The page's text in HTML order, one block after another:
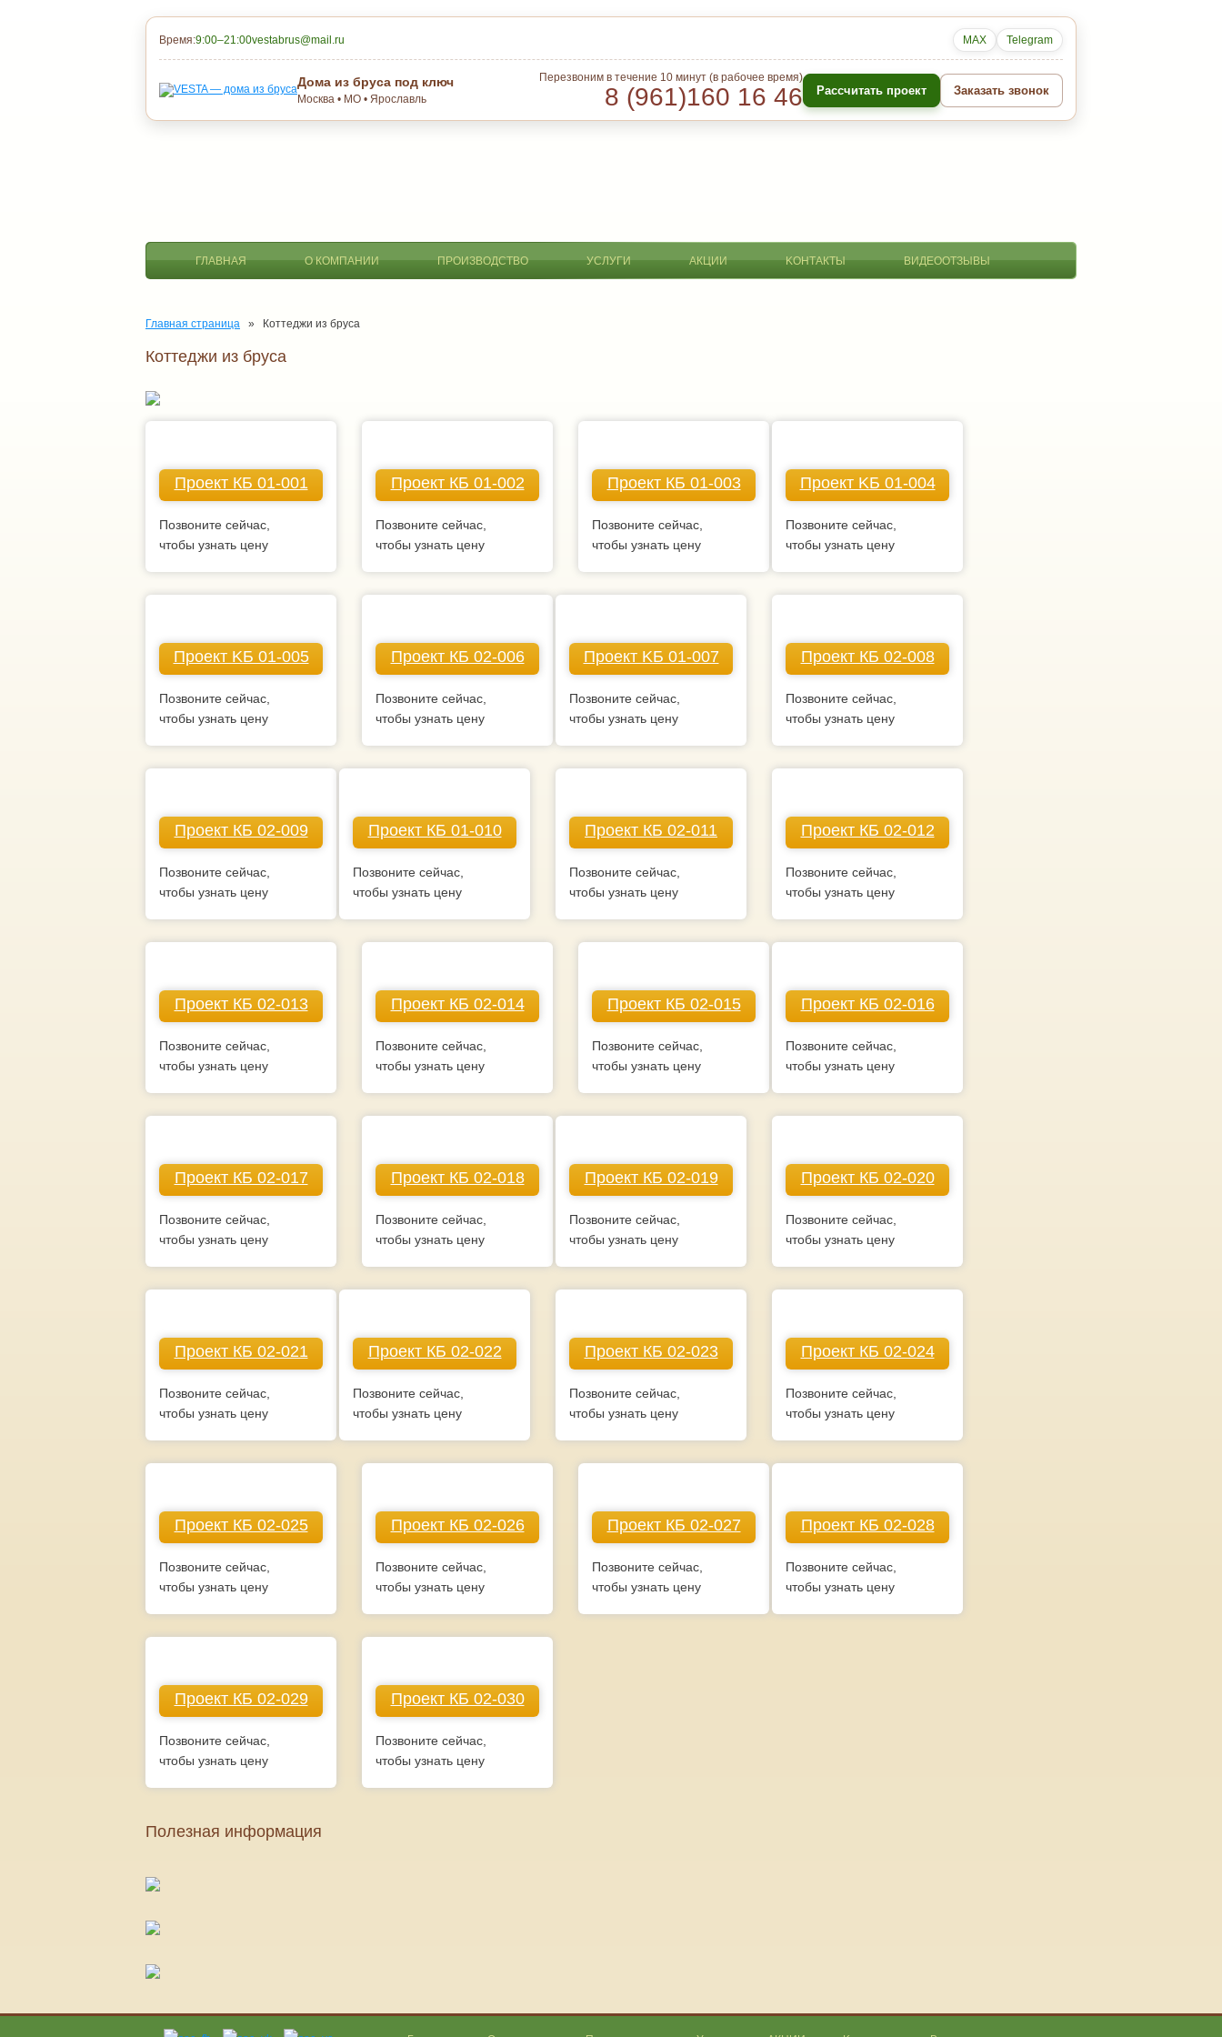
Время:9:00–21:00vestabrus@mail.ru MAX Telegram
Дома из бруса под ключ
Москва • МО • Ярославль
Перезвоним в течение 10 минут (в рабочее время)
8 (961)160 16 46 Рассчитать проект Заказать звонок
ГЛАВНАЯ О КОМПАНИИ ПРОИЗВОДСТВО УСЛУГИ АКЦИИ KОНТАКТЫ ВИДЕООТЗЫВЫ
Главная страница » Коттеджи из бруса
Коттеджи из бруса
Проект КБ 01-001
Позвоните сейчас,
чтобы узнать цену
Проект КБ 01-002
Позвоните сейчас,
чтобы узнать цену
Проект КБ 01-003
Позвоните сейчас,
чтобы узнать цену
Проект KБ 01-004
Позвоните сейчас,
чтобы узнать цену
Проект KБ 01-005
Позвоните сейчас,
чтобы узнать цену
Проект КБ 02-006
Позвоните сейчас,
чтобы узнать цену
Проект KБ 01-007
Позвоните сейчас,
чтобы узнать цену
Проект КБ 02-008
Позвоните сейчас,
чтобы узнать цену
Проект КБ 02-009
Позвоните сейчас,
чтобы узнать цену
Проект КБ 01-010
Позвоните сейчас,
чтобы узнать цену
Проект КБ 02-011
Позвоните сейчас,
чтобы узнать цену
Проект КБ 02-012
Позвоните сейчас,
чтобы узнать цену
Проект КБ 02-013
Позвоните сейчас,
чтобы узнать цену
Проект КБ 02-014
Позвоните сейчас,
чтобы узнать цену
Проект КБ 02-015
Позвоните сейчас,
чтобы узнать цену
Проект КБ 02-016
Позвоните сейчас,
чтобы узнать цену
Проект КБ 02-017
Позвоните сейчас,
чтобы узнать цену
Проект КБ 02-018
Позвоните сейчас,
чтобы узнать цену
Проект КБ 02-019
Позвоните сейчас,
чтобы узнать цену
Проект КБ 02-020
Позвоните сейчас,
чтобы узнать цену
Проект КБ 02-021
Позвоните сейчас,
чтобы узнать цену
Проект КБ 02-022
Позвоните сейчас,
чтобы узнать цену
Проект КБ 02-023
Позвоните сейчас,
чтобы узнать цену
Проект КБ 02-024
Позвоните сейчас,
чтобы узнать цену
Проект КБ 02-025
Позвоните сейчас,
чтобы узнать цену
Проект КБ 02-026
Позвоните сейчас,
чтобы узнать цену
Проект КБ 02-027
Позвоните сейчас,
чтобы узнать цену
Проект КБ 02-028
Позвоните сейчас,
чтобы узнать цену
Проект КБ 02-029
Позвоните сейчас,
чтобы узнать цену
Проект КБ 02-030
Позвоните сейчас,
чтобы узнать цену
Полезная информация